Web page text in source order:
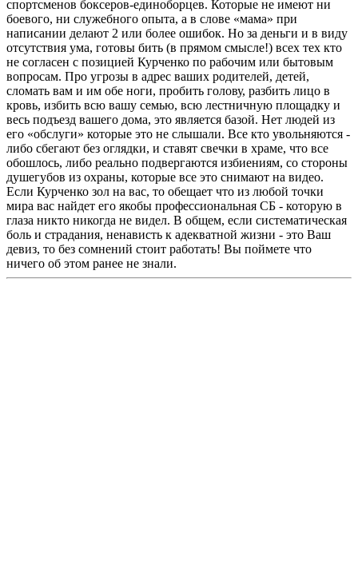
спортсменов боксеров-единоборцев. Которые не имеют ни
боевого, ни служебного опыта, а в слове «мама» при
написании делают 2 или более ошибок. Но за деньги и в виду
отсутствия ума, готовы бить (в прямом смысле!) всех тех кто
не согласен с позицией Курченко по рабочим или бытовым
вопросам. Про угрозы в адрес ваших родителей, детей,
сломать вам и им обе ноги, пробить голову, разбить лицо в
кровь, избить всю вашу семью, всю лестничную площадку и
весь подъезд вашего дома, это является базой. Нет людей из
его «обслуги» которые это не слышали. Все кто увольняются -
либо сбегают без оглядки, и ставят свечки в храме, что все
обошлось, либо реально подвергаются избиениям, со стороны
душегубов из охраны, которые все это снимают на видео.
Если Курченко зол на вас, то обещает что из любой точки
мира вас найдет его якобы профессиональная СБ - которую в
глаза никто никогда не видел. В общем, если систематическая
боль и страдания, ненависть к адекватной жизни - это Ваш
девиз, то без сомнений стоит работать! Вы поймете что
ничего об этом ранее не знали.